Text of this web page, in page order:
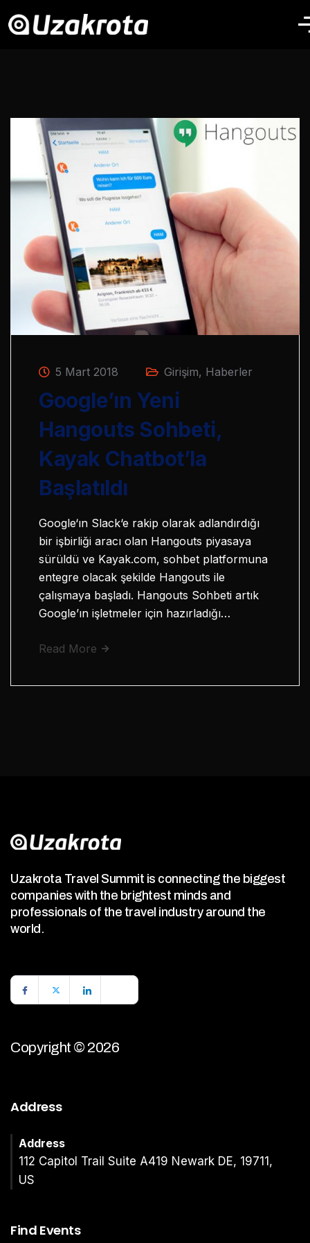
5 Mart 2018 Girişim, Haberler
Google’ın Yeni
Hangouts Sohbeti,
Kayak Chatbot’la
Başlatıldı
Google‘ın Slack‘e rakip olarak adlandırdığı
bir işbirliği aracı olan Hangouts piyasaya
sürüldü ve Kayak.com, sohbet platformuna
entegre olacak şekilde Hangouts ile
çalışmaya başladı. Hangouts Sohbeti artık
Google’ın işletmeler için hazırladığı…
Read More
Uzakrota Travel Summit is connecting the biggest
companies with the brightest minds and
professionals of the travel industry around the
world.
Copyright © 2026
Address
Address
112 Capitol Trail Suite A419 Newark DE, 19711,
US
Find Events